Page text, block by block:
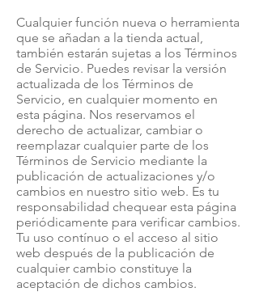
Cualquier función nueva o herramienta
que se añadan a la tienda actual,
también estarán sujetas a los Términos
de Servicio. Puedes revisar la versión
actualizada de los Términos de
Servicio, en cualquier momento en
esta página. Nos reservamos el
derecho de actualizar, cambiar o
reemplazar cualquier parte de los
Términos de Servicio mediante la
publicación de actualizaciones y/o
cambios en nuestro sitio web. Es tu
responsabilidad chequear esta página
periódicamente para verificar cambios.
Tu uso contínuo o el acceso al sitio
web después de la publicación de
cualquier cambio constituye la
aceptación de dichos cambios.